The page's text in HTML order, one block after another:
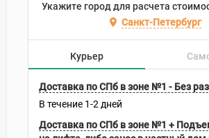
Укажите город для расчета
Санкт-Петербург
Курьер
Доставка по СПб в зоне №1 - Без
В течение 1-2 дней
Доставка по СПб в зоне №1 +